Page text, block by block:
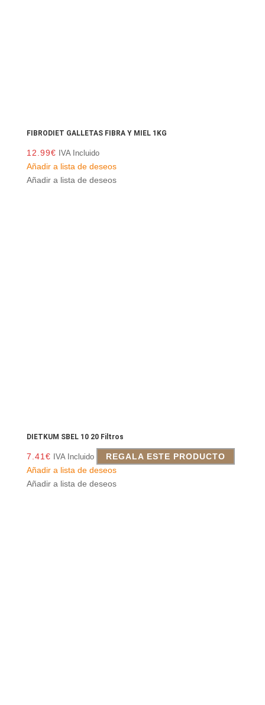
FIBRODIET GALLETAS FIBRA Y MIEL 1KG
12.99€ IVA Incluido
Añadir a lista de deseos
Añadir a lista de deseos
DIETKUM SBEL 10 20 Filtros
7.41 € IVA Incluido
REGALA ESTE PRODUCTO
Añadir a lista de deseos
Añadir a lista de deseos